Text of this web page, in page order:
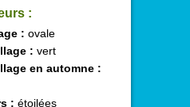
:
: ovale
: vert
en automne :
: étoilées